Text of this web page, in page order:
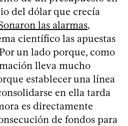
del dólar que crecía
las alarmas,
científico las apuestas
un lado porque, como
lleva mucho
establecer una línea
en ella tarda
es directamente
de fondos para